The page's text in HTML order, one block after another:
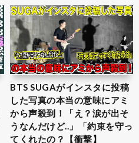
BTS SUGAがインスタに投稿
した写真の本当の意味にアミ
から声殺到！「え？涙が出そ
うなんだけど..」「約束を守っ
てくれたの？【衝撃】